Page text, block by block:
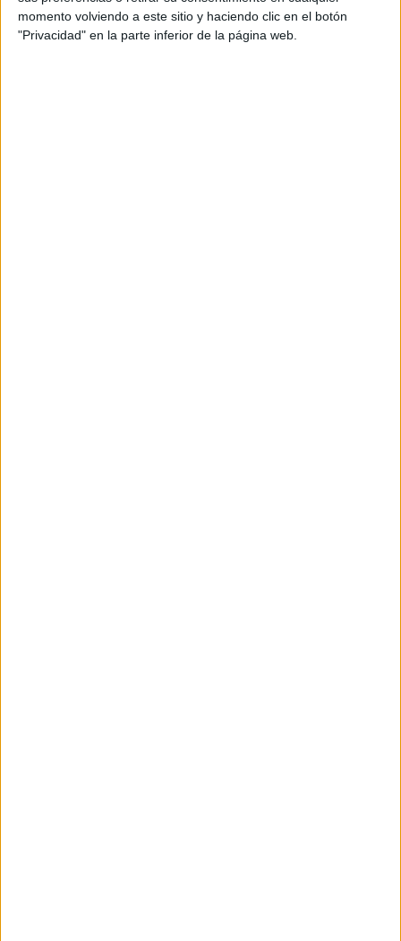
momento volviendo a este sitio y haciendo clic en el botón
"Privacidad" en la parte inferior de la página web.